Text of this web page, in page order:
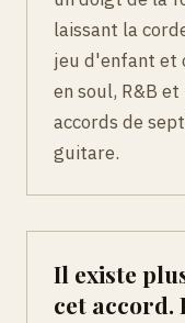
laissant la
jeu d'enfant et
en soul, R&B
accords de
guitare.
Il existe
cet accord.